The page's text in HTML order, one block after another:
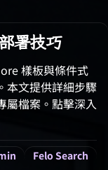
署技巧
樣板與條件式
本文提供詳細步驟
屬檔案。點擊深入
Felo Search